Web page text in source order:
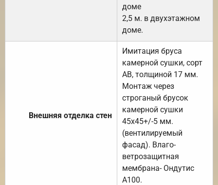
доме
2,5 м. в двухэтажном
доме.
Внешняя отделка стен
Имитация бруса
камерной сушки, сорт
АВ, толщиной 17 мм.
Монтаж через
строганый брусок
камерной сушки
45х45+/-5 мм.
(вентилируемый
фасад). Влаго-
ветрозащитная
мембрана- Ондутис
А100.